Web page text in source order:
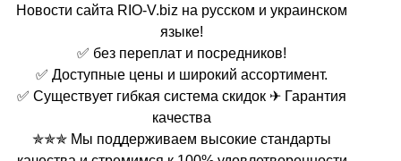
Новости сайта RIO-V.biz на русском и украинском
языке!
✅ без переплат и посредников!
✅ Доступные цены и широкий ассортимент.
✅ Существует гибкая система скидок ✈ Гарантия
качества
✯✯✯ Мы поддерживаем высокие стандарты